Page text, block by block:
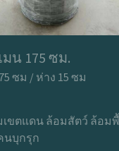
น 175 ซม.
ซม / ห่าง 15 ซม
เขตแดน ล้อมสัตว์ ล้อม
นบุกรุก